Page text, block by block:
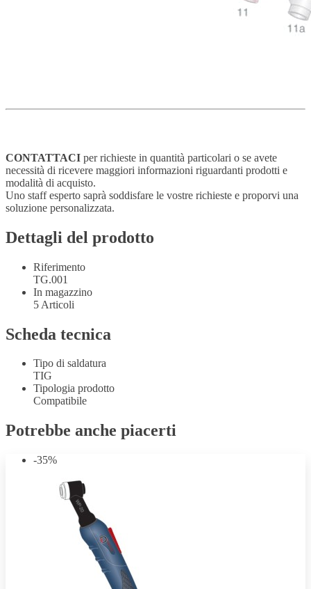
CONTATTACI per richieste in quantità particolari o se avete
necessità di ricevere maggiori informazioni riguardanti prodotti e
modalità di acquisto.
Uno staff esperto saprà soddisfare le vostre richieste e proporvi una
soluzione personalizzata.
Dettagli del prodotto
Riferimento
TG.001
In magazzino
5 Articoli
Scheda tecnica
Tipo di saldatura
TIG
Tipologia prodotto
Compatibile
Potrebbe anche piacerti
-35%